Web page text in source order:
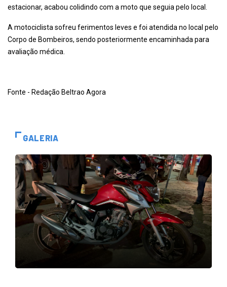
estacionar, acabou colidindo com a moto que seguia pelo local.
A motociclista sofreu ferimentos leves e foi atendida no local pelo
Corpo de Bombeiros, sendo posteriormente encaminhada para
avaliação médica.
Fonte - Redação Beltrao Agora
GALERIA